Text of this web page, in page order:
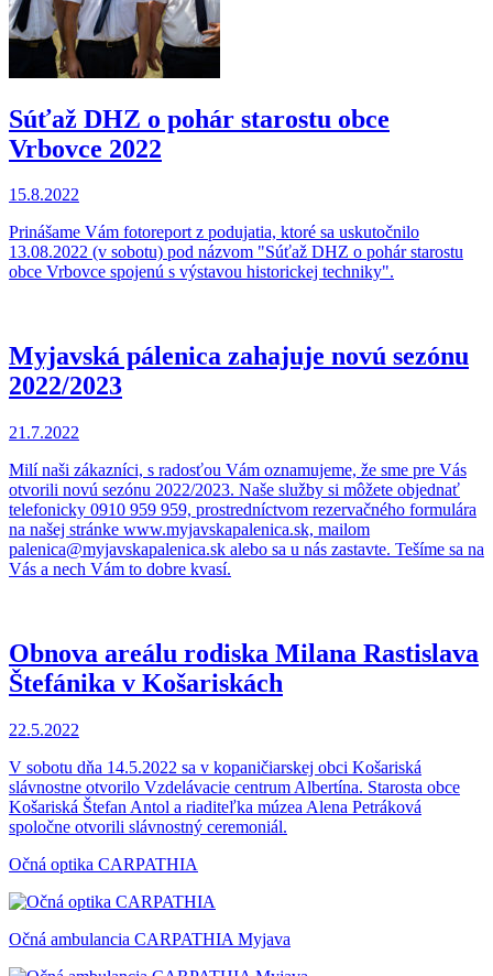
Súťaž DHZ o pohár starostu obce
Vrbovce 2022
15.8.2022
Prinášame Vám fotoreport z podujatia, ktoré sa uskutočnilo
13.08.2022 (v sobotu) pod názvom "Súťaž DHZ o pohár starostu
obce Vrbovce spojenú s výstavou historickej techniky".
Myjavská pálenica zahajuje novú sezónu
2022/2023
21.7.2022
Milí naši zákazníci, s radosťou Vám oznamujeme, že sme pre Vás
otvorili novú sezónu 2022/2023. Naše služby si môžete objednať
telefonicky 0910 959 959, prostredníctvom rezervačného formulára
na našej stránke www.myjavskapalenica.sk, mailom
palenica@myjavskapalenica.sk alebo sa u nás zastavte. Tešíme sa na
Vás a nech Vám to dobre kvasí.
Obnova areálu rodiska Milana Rastislava
Štefánika v Košariskách
22.5.2022
V sobotu dňa 14.5.2022 sa v kopaničiarskej obci Košariská
slávnostne otvorilo Vzdelávacie centrum Albertína. Starosta obce
Košariská Štefan Antol a riaditeľka múzea Alena Petráková
spoločne otvorili slávnostný ceremoniál.
Očná optika CARPATHIA
Očná ambulancia CARPATHIA Myjava